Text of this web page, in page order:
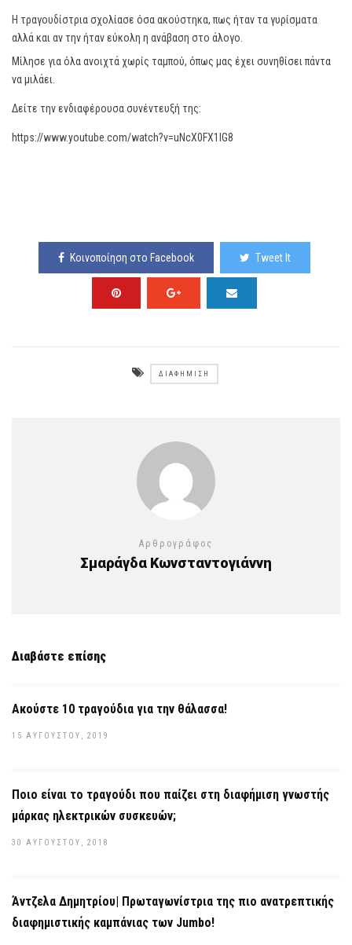
Η τραγουδίστρια σχολίασε όσα ακούστηκα, πως ήταν τα γυρίσματα
αλλά και αν την ήταν εύκολη η ανάβαση στο άλογο.
Μίλησε για όλα ανοιχτά χωρίς ταμπού, όπως μας έχει συνηθίσει πάντα
να μιλάει.
Δείτε την ενδιαφέρουσα συνέντευξή της:
https://www.youtube.com/watch?v=uNcX0FX1IG8
Κοινοποίηση στο Facebook Tweet It
ΔΙΑΦΉΜΙΣΗ
Αρθρογράφος
Σμαράγδα Κωνσταντογιάννη
Διαβάστε επίσης
Ακούστε 10 τραγούδια για την θάλασσα!
15 ΑΥΓΟΎΣΤΟΥ, 2019
Ποιο είναι το τραγούδι που παίζει στη διαφήμιση γνωστής
μάρκας ηλεκτρικών συσκευών;
30 ΑΥΓΟΎΣΤΟΥ, 2018
Άντζελα Δημητρίου| Πρωταγωνίστρια της πιο ανατρεπτικής
διαφημιστικής καμπάνιας των Jumbo!